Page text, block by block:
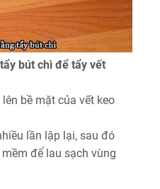
bút chì để tẩy vết
bề mặt của vết keo
lần lặp lại, sau đó
để lau sạch vùng